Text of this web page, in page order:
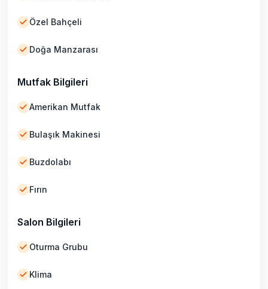
Özel Bahçeli
Doğa Manzarası
Mutfak Bilgileri
Amerikan Mutfak
Bulaşık Makinesi
Buzdolabı
Fırın
Salon Bilgileri
Oturma Grubu
Klima